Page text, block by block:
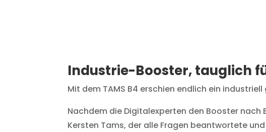
Industrie-Booster, tauglich
Mit dem TAMS B4 erschien endlich ein
Nachdem die Digitalexperten den Booster
Kersten Tams, der alle Fragen beantwortete